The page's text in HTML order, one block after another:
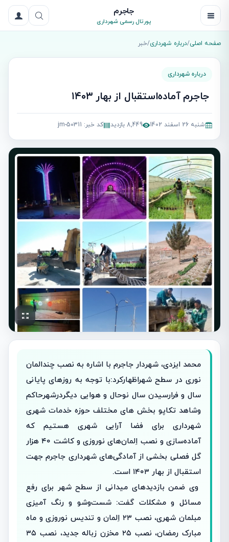
جاجرم
پورتال رسمی شهرداری
صفحه اصلی/درباره شهرداری/خبر
درباره شهرداری
‍ جاجرم آماده‌استقبال از بهار ۱۴۰۳
شنبه 26 اسفند 1402 8,449 بازدید کد خبر: jm-50311
محمد ایزدی، شهردار جاجرم با اشاره به نصب چندالمان
نوری در سطح شهراظهارکرد:با توجه به روزهای پایانی
سال و فرارسیدن سال نوحال و هوایی دیگردرشهرحاكم
وشاهد تكاپو بخش‌ های مختلف حوزه خدمات شهری
شهرداری برای فضا آرایی شهری هستیم که
آماده‌سازی و نصب اِلمان‌های نوروزی و کاشت ۴۰ هزار
گل فصلی بخشی از آمادگی‌های شهرداری جاجرم جهت
استقبال از بهار ۱۴۰۳ است.
وی ضمن بازدیدهای میدانی از سطح شهر برای رفع
مسائل و مشکلات گفت: شست‌وشو و رنگ آمیزی
مبلمان شهری، نصب ۲۳ اِلمان‌ و تندیس نوروزی و ماه
مبارک رمضان، نصب ۲۵ مخزن زباله جدید، نصب ۳۵